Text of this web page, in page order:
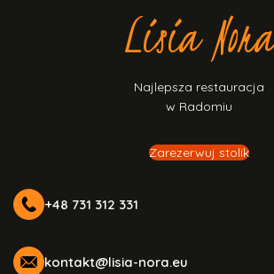
Lisia Nora
Najlepsza restauracja
w Radomiu
Zarezerwuj stolik
+48 731 312 331
kontakt@lisia-nora.eu